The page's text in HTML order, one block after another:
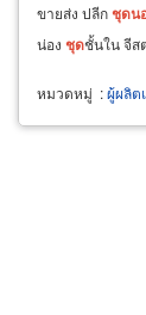
ขายส่ง ปลีกชุดน
น่อง ชุดชั้นใน จีส
หมวดหมู่ :ผู้ผลิต